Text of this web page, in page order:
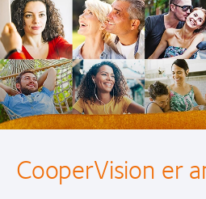
CooperVision er